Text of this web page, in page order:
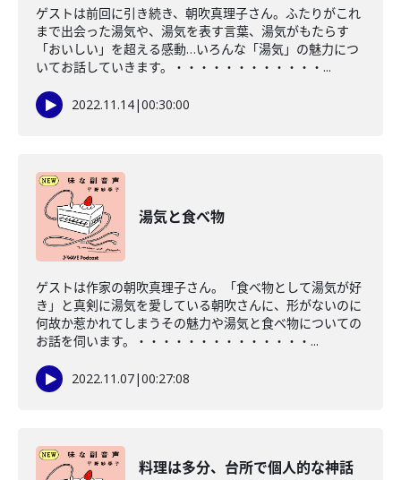
ゲストは前回に引き続き、朝吹真理子さん。ふたりがこれ
まで出会った湯気や、湯気を表す言葉、湯気がもたらす
「おいしい」を超える感動…いろんな「湯気」の魅力につ
いてお話していきます。・・・・・・・・・・・・...
2022.11.14|00:30:00
湯気と食べ物
ゲストは作家の朝吹真理子さん。「食べ物として湯気が好
き」と真剣に湯気を愛している朝吹さんに、形がないのに
何故か惹かれてしまうその魅力や湯気と食べ物についての
お話を伺います。・・・・・・・・・・・・・・...
2022.11.07|00:27:08
料理は多分、台所で個人的な神話